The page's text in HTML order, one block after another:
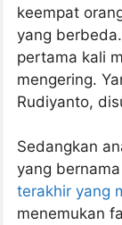
keempat
yang
pertama kali
mengering.
Rudiyanto,
Sedangkan
yang
terakhir yang
menemukan